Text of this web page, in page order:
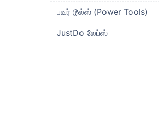
பவர் டூல்ஸ் (Power Tools)
JustDo லேப்ஸ்